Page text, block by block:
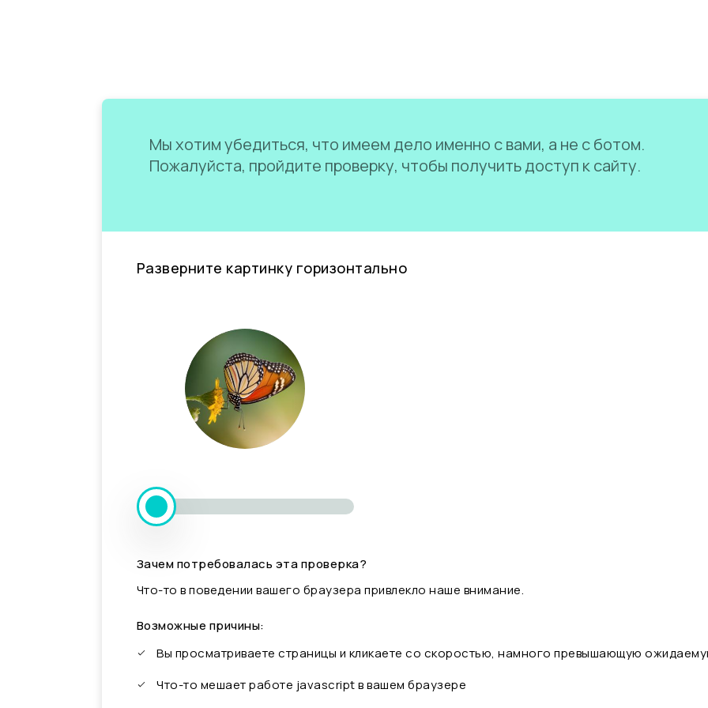
Мы хотим убедиться, что имеем дело именно с вами, а не с ботом.
Пожалуйста, пройдите проверку, чтобы получить доступ к сайту.
Разверните картинку горизонтально
Зачем потребовалась эта проверка?
Что-то в поведении вашего браузера привлекло наше внимание.
Возможные причины:
Вы просматриваете страницы и кликаете со скоростью, намного превышающую
Что-то мешает работе javascript в вашем браузере